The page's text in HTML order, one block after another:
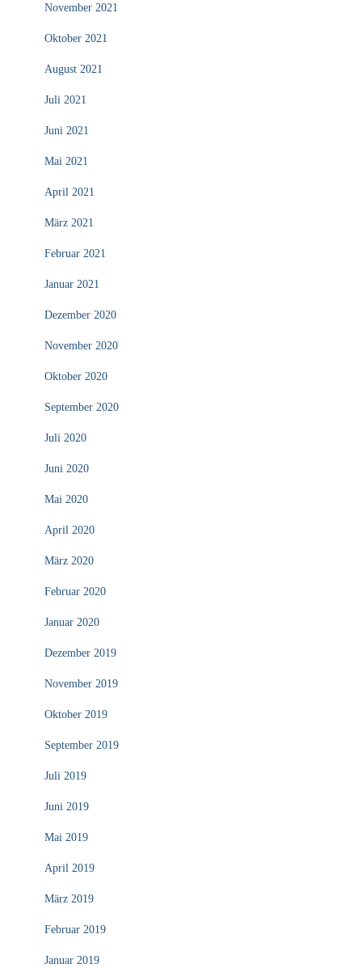
November 2021
Oktober 2021
August 2021
Juli 2021
Juni 2021
Mai 2021
April 2021
März 2021
Februar 2021
Januar 2021
Dezember 2020
November 2020
Oktober 2020
September 2020
Juli 2020
Juni 2020
Mai 2020
April 2020
März 2020
Februar 2020
Januar 2020
Dezember 2019
November 2019
Oktober 2019
September 2019
Juli 2019
Juni 2019
Mai 2019
April 2019
März 2019
Februar 2019
Januar 2019